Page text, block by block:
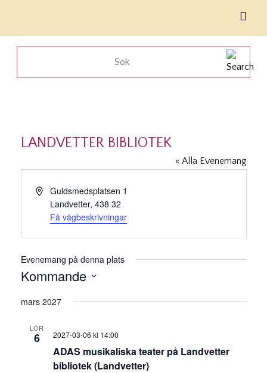
LANDVETTER BIBLIOTEK
« Alla Evenemang
AdressGuldsmedsplatsen 1
Landvetter, 438 32
Få vägbeskrivningar
Evenemang på denna plats
Kommande
datum.
mars 2027
LÖR
6
ADAS musikaliska teater på Landvetter
bibliotek (Landvetter)
2027-03-06 kl 14:00